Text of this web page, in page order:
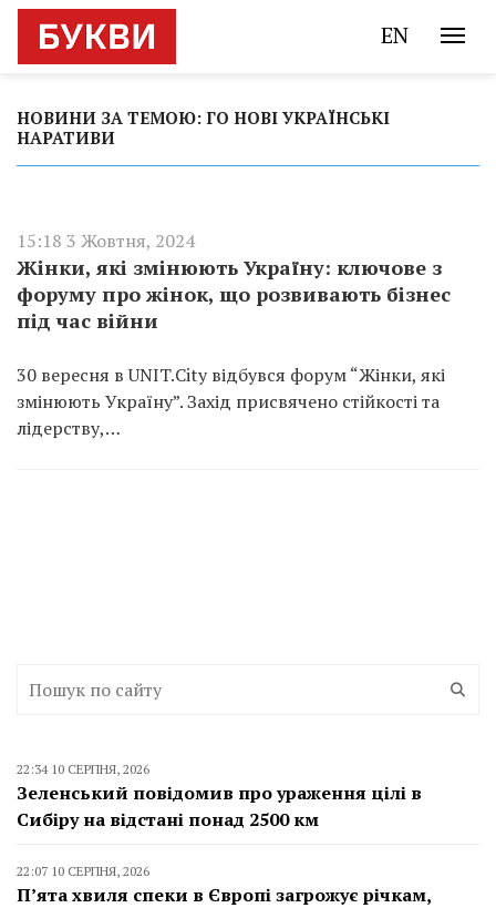
EN
НОВИНИ ЗА ТЕМОЮ: ГО НОВІ УКРАЇНСЬКІ
НАРАТИВИ
15:18 3 Жовтня, 2024
Жінки, які змінюють Україну: ключове з
форуму про жінок, що розвивають бізнес
під час війни
30 вересня в UNIT.City відбувся форум “Жінки, які
змінюють Україну”. Захід присвячено стійкості та
лідерству,…
22:34 10 СЕРПНЯ, 2026
Зеленський повідомив про ураження цілі в
Сибіру на відстані понад 2500 км
22:07 10 СЕРПНЯ, 2026
П’ята хвиля спеки в Європі загрожує річкам,